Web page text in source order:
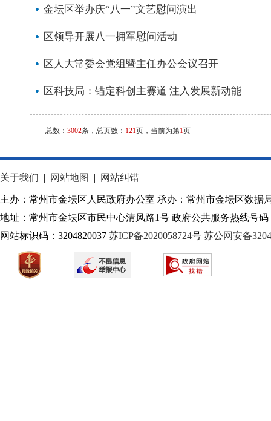
金坛区举办庆“八一”文艺慰问演出
区领导开展八一拥军慰问活动
区人大常委会党组暨主任办公会议召开
区科技局：锚定科创主赛道 注入发展新动能
总数： 3002条，总页数： 121页，当前为第1页
关于我们 | 网站地图 | 网站纠错
主办：常州市金坛区人民政府办公室 承办：常州市金坛区数据
地址：常州市金坛区市民中心清风路1号 政府公共服务热线号码
网站标识码：3204820037 苏ICP备2020058724号 苏公网安备